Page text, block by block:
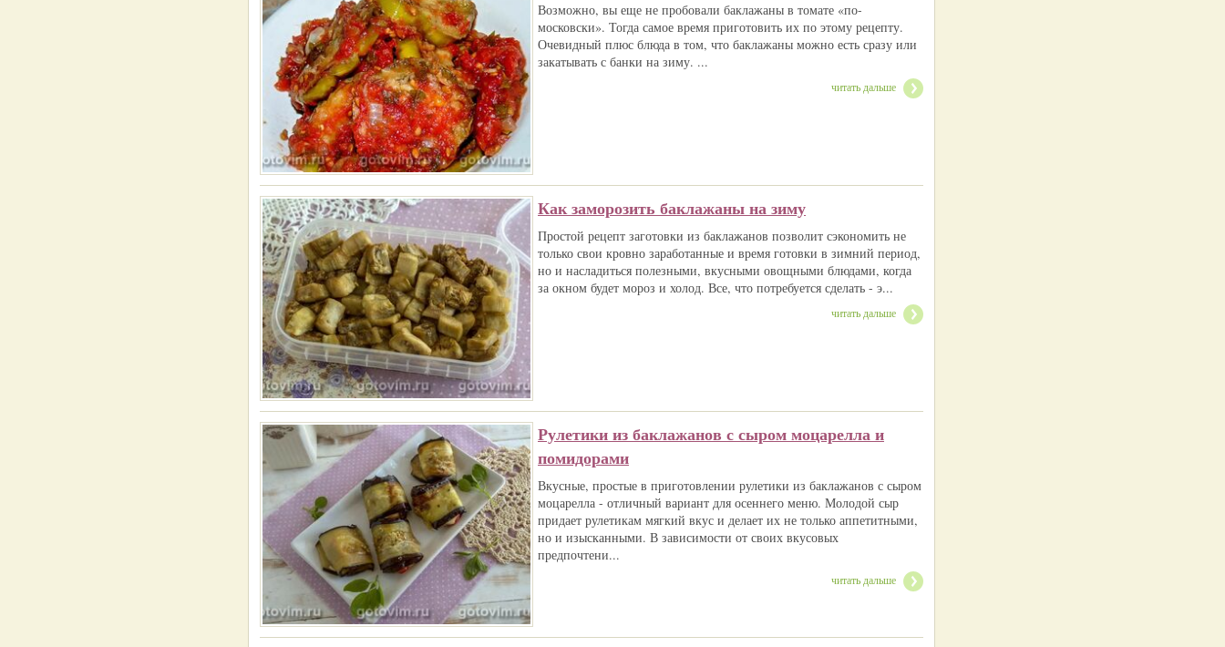
Возможно, вы еще не пробовали баклажаны в томате «по-
московски». Тогда самое время приготовить их по этому рецепту.
Очевидный плюс блюда в том, что баклажаны можно есть сразу или
закатывать с банки на зиму. ...
читать дальше
Как заморозить баклажаны на зиму
Простой рецепт заготовки из баклажанов позволит сэкономить не
только свои кровно заработанные и время готовки в зимний период,
но и насладиться полезными, вкусными овощными блюдами, когда
за окном будет мороз и холод. Все, что потребуется сделать - э...
читать дальше
Рулетики из баклажанов с сыром моцарелла и
помидорами
Вкусные, простые в приготовлении рулетики из баклажанов с сыром
моцарелла - отличный вариант для осеннего меню. Молодой сыр
придает рулетикам мягкий вкус и делает их не только аппетитными,
но и изысканными. В зависимости от своих вкусовых
предпочтени...
читать дальше